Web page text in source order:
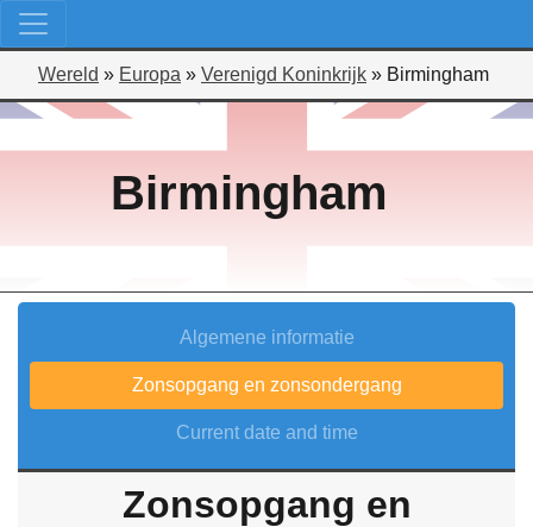
Wereld » Europa » Verenigd Koninkrijk » Birmingham
Birmingham
Algemene informatie
Zonsopgang en zonsondergang
Current date and time
Zonsopgang en